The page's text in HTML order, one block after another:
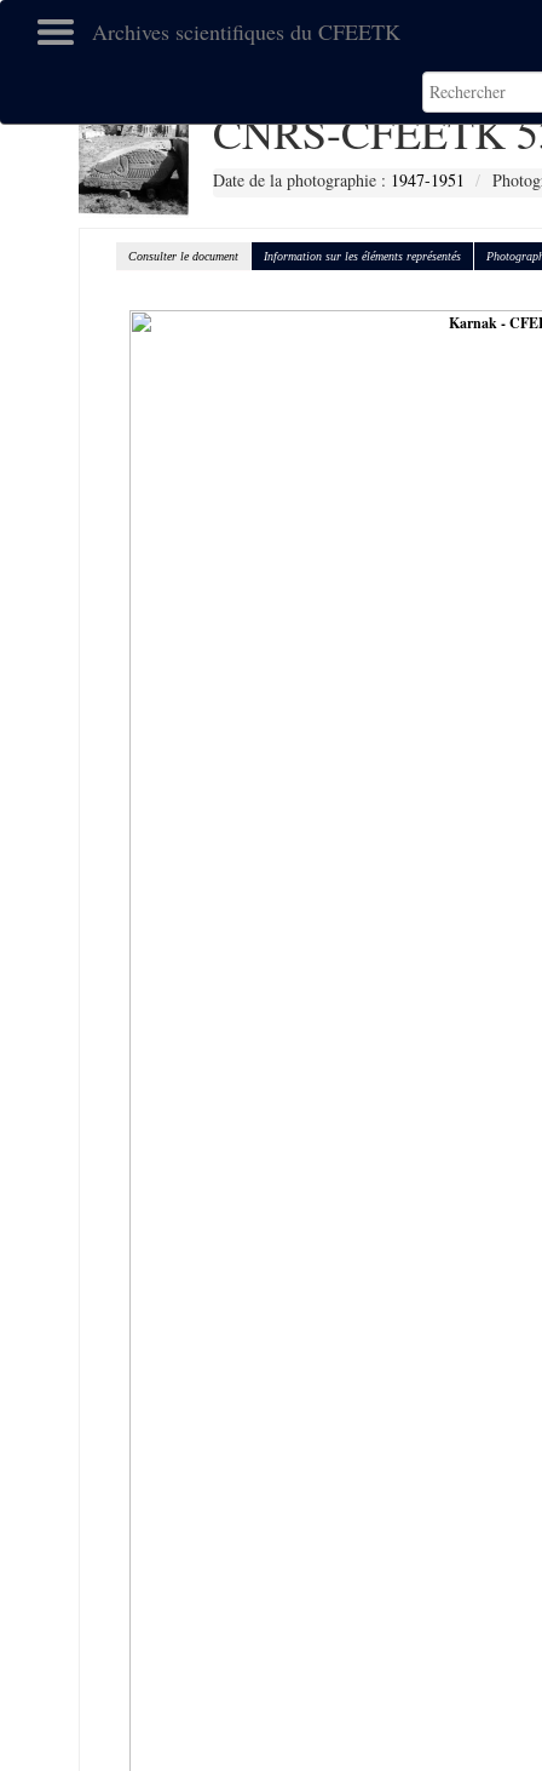
Archives scientifiques du CFEETK
CNRS-CFEETK
Date de la photographie : 1947-1951
Consulter le document Information sur les éléments représentés